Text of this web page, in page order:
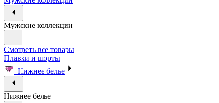
Мужские коллекции
Смотреть все товары
Плавки и шорты
Нижнее белье
Нижнее белье